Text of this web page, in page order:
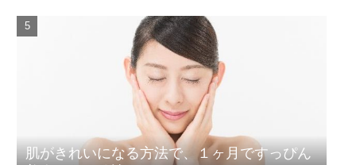
肌がきれいになる方法で、１ヶ月ですっぴん